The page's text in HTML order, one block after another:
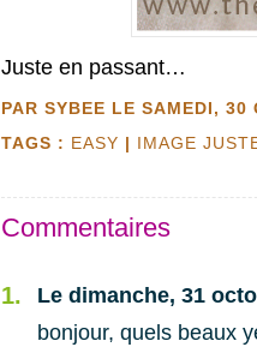
Juste en passant…
PAR SYBEE LE SAMEDI,
TAGS : EASY | IMAGE
Commentaires
1.
Le dimanche, 31
bonjour, quels beaux